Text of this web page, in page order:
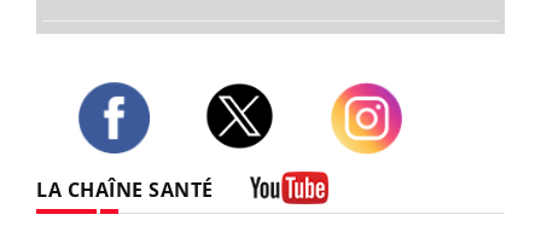
LA CHAÎNE SANTÉ